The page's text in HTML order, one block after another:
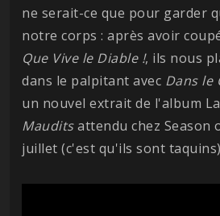
ne serait-ce que pour garder
notre corps : après avoir
Que Vive le Diable !, ils nous
dans le palpitant avec Dans le
un nouvel extrait de l'album La
Mauditsattendu chez Season
juillet (c'est qu'ils sont